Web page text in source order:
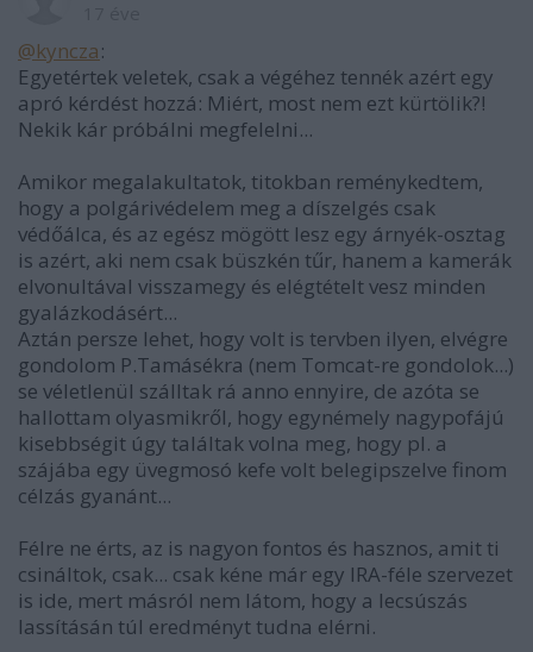
@kyncza:
Egyetértek veletek, csak a végéhez tennék azért egy
apró kérdést hozzá: Miért, most nem ezt kürtölik?!
Nekik kár próbálni megfelelni...
Amikor megalakultatok, titokban reménykedtem,
hogy a polgárivédelem meg a díszelgés csak
védőálca, és az egész mögött lesz egy árnyék-osztag
is azért, aki nem csak büszkén tűr, hanem a kamerák
elvonultával visszamegy és elégtételt vesz minden
gyalázkodásért...
Aztán persze lehet, hogy volt is tervben ilyen, elvégre
gondolom P.Tamásékra (nem Tomcat-re gondolok...)
se véletlenül szálltak rá anno ennyire, de azóta se
hallottam olyasmikről, hogy egynémely nagypofájú
kisebbségit úgy találtak volna meg, hogy pl. a
szájába egy üvegmosó kefe volt belegipszelve finom
célzás gyanánt...
Félre ne érts, az is nagyon fontos és hasznos, amit ti
csináltok, csak... csak kéne már egy IRA-féle szervezet
is ide, mert másról nem látom, hogy a lecsúszás
lassításán túl eredményt tudna elérni.